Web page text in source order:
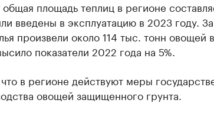
площадь теплиц в регионе
введены в эксплуатацию в 2023 году.
произвели около 114 тыс. тонн овощей в
показатели 2022 года на 5%.
в регионе действуют меры
овощей защищенного грунта.